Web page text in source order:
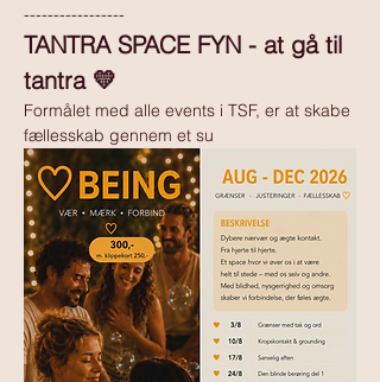
-----------------
TANTRA SPACE FYN - at gå til
tantra 💛
Formålet med alle events i TSF, er at skabe
fællesskab gennem et su